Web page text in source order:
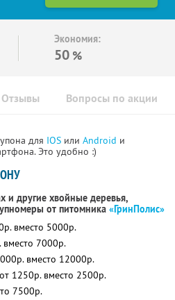
Экономия:
50 %
Отзывы Вопросы по акции
для IOS или Android и
Это удобно :)
и другие хвойные деревья,
от питомника «ГринПолис»
вместо 5000р.
вместо 7000р.
вместо 12000р.
1250р. вместо 2500р.
7500р.